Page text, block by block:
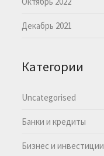
Декабрь 2021
Категории
Uncategorised
Банки и кредиты
Бизнес и инвестиции